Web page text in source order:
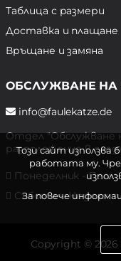
Таблица с размери
Доставка и плащане
Връщане и замяна
ОБСЛУЖВАНЕ НА
info@faulekatze.de
Отдел "Обслужване
разположение в
Понеделник -
Събота и Неделя:
Copyright © 2026
Този сайт
работата му.
За повече